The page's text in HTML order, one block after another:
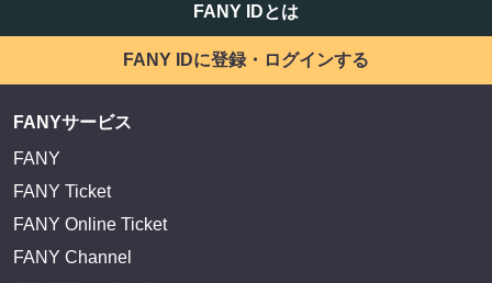
FANY IDとは
FANY IDに登録・ログインする
FANYサービス
FANY
FANY Ticket
FANY Online Ticket
FANY Channel